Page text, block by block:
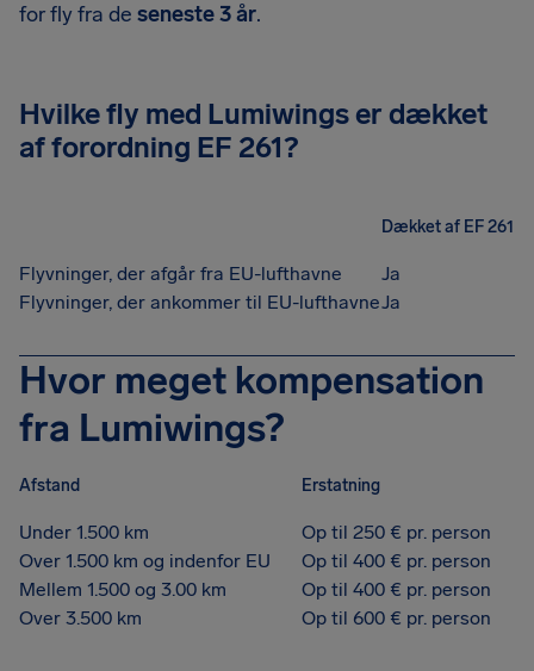
for fly fra de seneste 3 år.
Hvilke fly med Lumiwings er dækket
af forordning EF 261?
Dækket af EF 261
Flyvninger, der afgår fra EU-lufthavne
Ja
Flyvninger, der ankommer til EU-lufthavneJa
Hvor meget kompensation
fra Lumiwings?
Afstand Erstatning
Under 1.500 km
Op til 250 € pr. person
Over 1.500 km og indenfor EU
Op til 400 € pr. person
Mellem 1.500 og 3.00 km
Op til 400 € pr. person
Over 3.500 km
Op til 600 € pr. person